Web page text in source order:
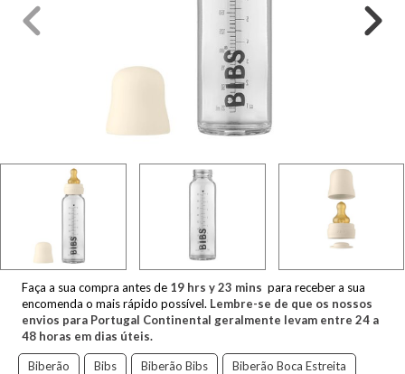
Faça a sua compra antes de 19 hrs y23 mins para receber a sua
encomenda o mais rápido possível. Lembre-se de que os nossos
envios para Portugal Continental geralmente levam entre 24 a
48 horas em dias úteis.
Biberão Bibs Biberão Bibs Biberão Boca Estreita